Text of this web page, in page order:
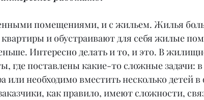
помещениями, и с жильем. Жилья
и обустраивают для себя жилые
Интересно делать и то, и это. В
где поставлены какие-то сложные задачи:
или необходимо вместить несколько детей в
как правило, имеют сложности,